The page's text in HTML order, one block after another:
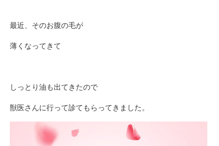
最近、そのお腹の毛が
薄くなってきて
しっとり油も出てきたので
獣医さんに行って診てもらってきました。